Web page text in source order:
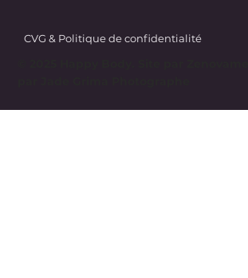
CVG & Politique de confidentialité